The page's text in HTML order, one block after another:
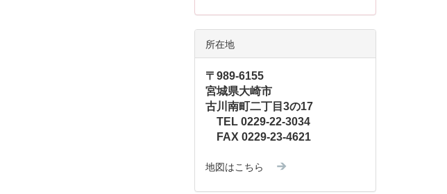
所在地
〒989-6155
宮城県大崎市
古川南町二丁目3の17
TEL 0229-22-3034
FAX 0229-23-4621
地図はこちら